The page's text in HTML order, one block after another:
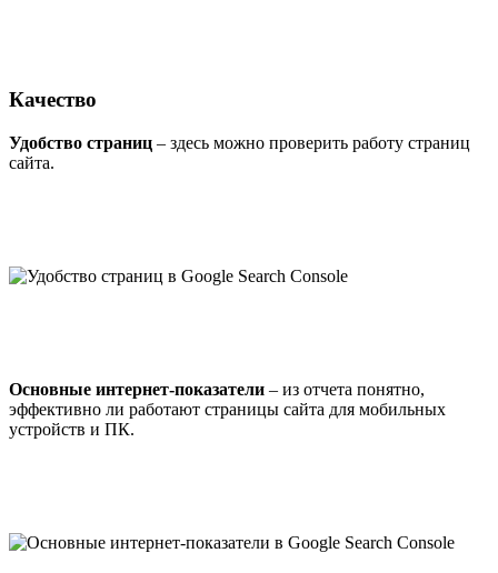
Качество
Удобство страниц – здесь можно проверить работу страниц
сайта.
Основные интернет-показатели – из отчета понятно,
эффективно ли работают страницы сайта для мобильных
устройств и ПК.